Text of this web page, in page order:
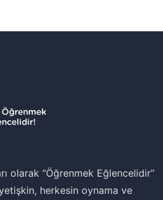
olarak ‘‘Öğrenmek Eğlencelidir’’
herkesin oynama ve